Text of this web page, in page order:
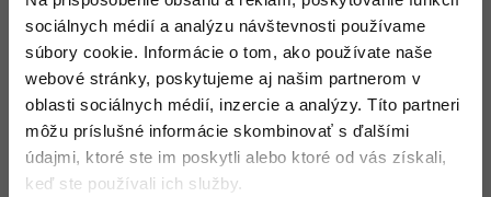
sociálnych médií a analýzu návštevnosti používame
súbory cookie. Informácie o tom, ako používate naše
webové stránky, poskytujeme aj našim partnerom v
oblasti sociálnych médií, inzercie a analýzy. Títo partneri
môžu príslušné informácie skombinovať s ďalšími
údajmi, ktoré ste im poskytli alebo ktoré od vás získali,
keď ste používali ich služby.
Algoritmy -41%
Umelá inteligencia -10%
Pre deti
Linux a UNIX
Siete
Kybernetická bezpečnost
Elektronický podpis
Video
Ostatné
Fórum
15.10.2024
17:43
Odovzdané
na schválenie
Neakt
ivní
uživat
úprava názvu
lekce
(doplněno
Testovanie v
Pythone),
drobné
úpravy, TODO